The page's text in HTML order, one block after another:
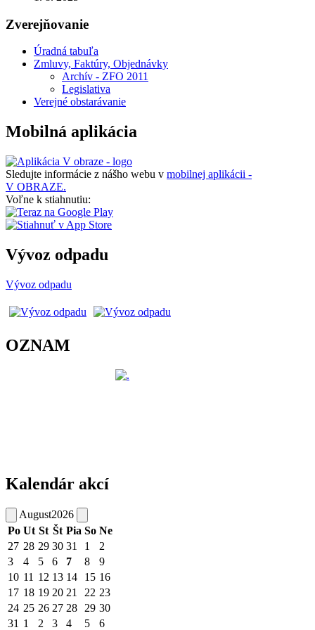
Zverejňovanie
Úradná tabuľa
Zmluvy, Faktúry, Objednávky
Archív - ZFO 2011
Legislativa
Verejné obstarávanie
Mobilná aplikácia
Sledujte informácie z nášho webu v mobilnej aplikácii -
V OBRAZE.
Voľne k stiahnutiu:
Vývoz odpadu
Vývoz odpadu
OZNAM
Kalendár akcí
August2026
Po Ut St Št Pia So Ne
27 28 29 30 31 1
2
3
4 5 6 7 8
9
10 11 12 13 14 15 16
17 18 19 20 21 22 23
24 25 26 27 28 29 30
31 1 2 3 4 5 6